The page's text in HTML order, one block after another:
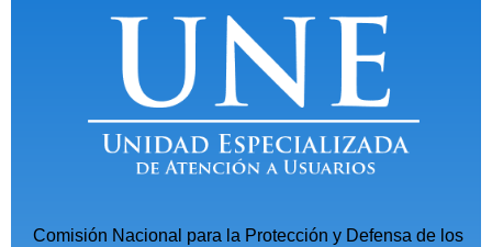
Comisión Nacional para la Protección y Defensa de los